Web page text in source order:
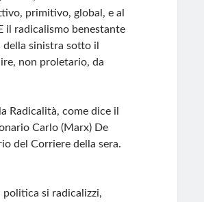
primitivo, global, e al
il radicalismo benestante
sinistra sotto il
non proletario, da
Radicalità, come dice il
Carlo (Marx) De
del Corriere della sera.
politica si radicalizzi,